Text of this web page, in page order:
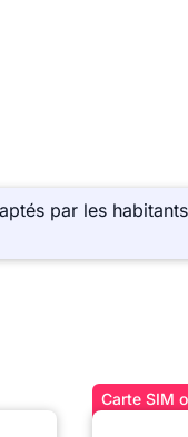
par les
Carte SIM